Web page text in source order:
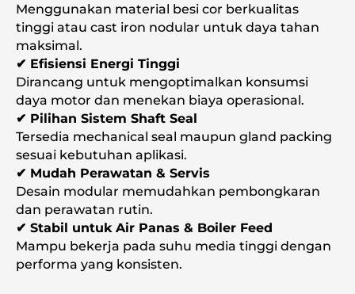
Menggunakan material besi cor berkualitas
tinggi atau cast iron nodular untuk daya tahan
maksimal.
✔ Efisiensi Energi Tinggi
Dirancang untuk mengoptimalkan konsumsi
daya motor dan menekan biaya operasional.
✔ Pilihan Sistem Shaft Seal
Tersedia mechanical seal maupun gland packing
sesuai kebutuhan aplikasi.
✔ Mudah Perawatan & Servis
Desain modular memudahkan pembongkaran
dan perawatan rutin.
✔ Stabil untuk Air Panas & Boiler Feed
Mampu bekerja pada suhu media tinggi dengan
performa yang konsisten.